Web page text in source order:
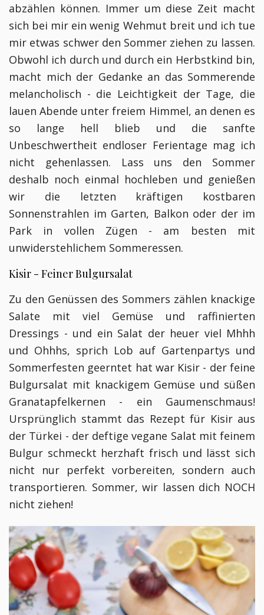
abzählen können. Immer um diese Zeit macht
sich bei mir ein wenig Wehmut breit und ich tue
mir etwas schwer den Sommer ziehen zu lassen.
Obwohl ich durch und durch ein Herbstkind bin,
macht mich der Gedanke an das Sommerende
melancholisch - die Leichtigkeit der Tage, die
lauen Abende unter freiem Himmel, an denen es
so lange hell blieb und die sanfte
Unbeschwertheit endloser Ferientage mag ich
nicht gehenlassen. Lass uns den Sommer
deshalb noch einmal hochleben und genießen
wir die letzten kräftigen kostbaren
Sonnenstrahlen im Garten, Balkon oder der im
Park in vollen Zügen - am besten mit
unwiderstehlichem Sommeressen.
Kisir - Feiner Bulgursalat
Zu den Genüssen des Sommers zählen knackige
Salate mit viel Gemüse und raffinierten
Dressings - und ein Salat der heuer viel Mhhh
und Ohhhs, sprich Lob auf Gartenpartys und
Sommerfesten geerntet hat war Kisir - der feine
Bulgursalat mit knackigem Gemüse und süßen
Granatapfelkernen - ein Gaumenschmaus!
Ursprünglich stammt das Rezept für Kisir aus
der Türkei - der deftige vegane Salat mit feinem
Bulgur schmeckt herzhaft frisch und lässt sich
nicht nur perfekt vorbereiten, sondern auch
transportieren. Sommer, wir lassen dich NOCH
nicht ziehen!